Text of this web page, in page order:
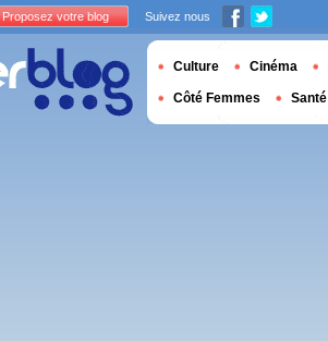
Proposez votre blog Suivez nous
Culture Cinéma
Côté Femmes Santé